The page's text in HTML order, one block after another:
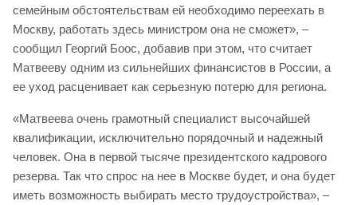
семейным обстоятельствам ей необходимо переехать в
Москву, работать здесь министром она не сможет», –
сообщил Георгий Боос, добавив при этом, что считает
Матвееву одним из сильнейших финансистов в России, а
ее уход расценивает как серьезную потерю для региона.
«Матвеева очень грамотный специалист высочайшей
квалификации, исключительно порядочный и надежный
человек. Она в первой тысяче президентского кадрового
резерва. Так что спрос на нее в Москве будет, и она будет
иметь возможность выбирать место трудоустройства», –